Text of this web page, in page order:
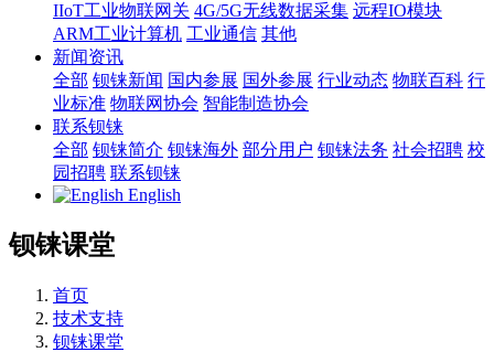
IIoT工业物联网关 4G/5G无线数据采集 远程IO模块
ARM工业计算机 工业通信 其他
新闻资讯
全部 钡铼新闻 国内参展 国外参展 行业动态 物联百科 行
业标准 物联网协会 智能制造协会
联系钡铼
全部 钡铼简介 钡铼海外 部分用户 钡铼法务 社会招聘 校
园招聘 联系钡铼
English
钡铼课堂
首页
技术支持
钡铼课堂